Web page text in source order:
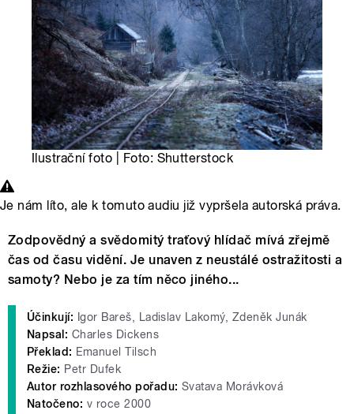
Ilustrační foto | Foto: Shutterstock
Je nám líto, ale k tomuto audiu již vypršela autorská práva.
Zodpovědný a svědomitý traťový hlídač mívá zřejmě
čas od času vidění. Je unaven z neustálé ostražitosti a
samoty? Nebo je za tím něco jiného...
Účinkují: Igor Bareš, Ladislav Lakomý, Zdeněk Junák
Napsal: Charles Dickens
Překlad: Emanuel Tilsch
Režie: Petr Dufek
Autor rozhlasového pořadu: Svatava Morávková
Natočeno: v roce 2000